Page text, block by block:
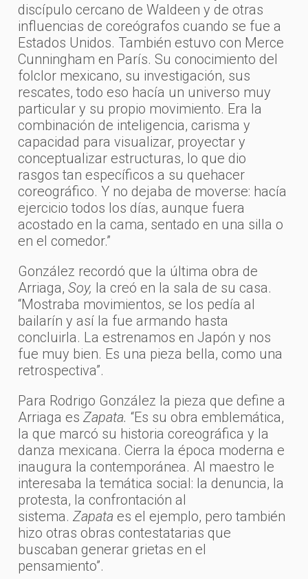
discípulo cercano de Waldeen y de otras
influencias de coreógrafos cuando se fue a
Estados Unidos. También estuvo con Merce
Cunningham en París. Su conocimiento del
folclor mexicano, su investigación, sus
rescates, todo eso hacía un universo muy
particular y su propio movimiento. Era la
combinación de inteligencia, carisma y
capacidad para visualizar, proyectar y
conceptualizar estructuras, lo que dio
rasgos tan específicos a su quehacer
coreográfico. Y no dejaba de moverse: hacía
ejercicio todos los días, aunque fuera
acostado en la cama, sentado en una silla o
en el comedor.”
González recordó que la última obra de
Arriaga,Soy, la creó en la sala de su casa.
“Mostraba movimientos, se los pedía al
bailarín y así la fue armando hasta
concluirla. La estrenamos en Japón y nos
fue muy bien. Es una pieza bella, como una
retrospectiva”.
Para Rodrigo González la pieza que define a
Arriaga esZapata.“Es su obra emblemática,
la que marcó su historia coreográfica y la
danza mexicana. Cierra la época moderna e
inaugura la contemporánea. Al maestro le
interesaba la temática social: la denuncia, la
protesta, la confrontación al
sistema.Zapataes el ejemplo, pero también
hizo otras obras contestatarias que
buscaban generar grietas en el
pensamiento”.